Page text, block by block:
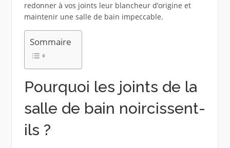
redonner à vos joints leur blancheur d’origine et
maintenir une salle de bain impeccable.
Sommaire
Pourquoi les joints de la
salle de bain noircissent-
ils ?